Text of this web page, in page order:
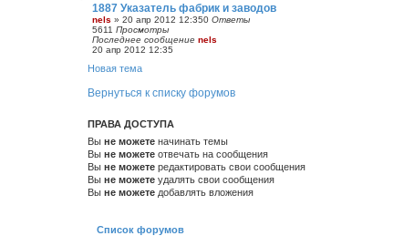
1887 Указатель фабрик и заводов
nels » 20 апр 2012 12:350 Ответы
5611 Просмотры
Последнее сообщение nels
20 апр 2012 12:35
Новая тема
Вернуться к списку форумов
ПРАВА ДОСТУПА
Вы не можете начинать темы
Вы не можете отвечать на сообщения
Вы не можете редактировать свои сообщения
Вы не можете удалять свои сообщения
Вы не можете добавлять вложения
Список форумов